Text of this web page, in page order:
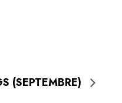
(SEPTEMBRE)